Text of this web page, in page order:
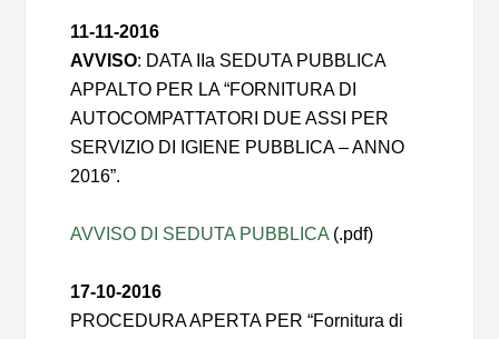
11-11-2016
AVVISO: DATA IIa SEDUTA PUBBLICA
APPALTO PER LA “FORNITURA DI
AUTOCOMPATTATORI DUE ASSI PER
SERVIZIO DI IGIENE PUBBLICA – ANNO
2016”.
AVVISO DI SEDUTA PUBBLICA (.pdf)
17-10-2016
PROCEDURA APERTA PER “Fornitura di